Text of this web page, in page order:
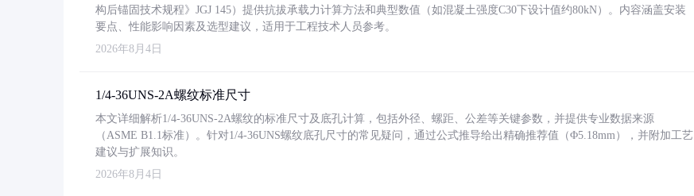
构后锚固技术规程》JGJ 145）提供抗拔承载力计算方法和典型数值（如混凝土强度C30下设计值约80kN）。内容涵盖安装
要点、性能影响因素及选型建议，适用于工程技术人员参考。
2026年8月4日
1/4-36UNS-2A螺纹标准尺寸
本文详细解析1/4-36UNS-2A螺纹的标准尺寸及底孔计算，包括外径、螺距、公差等关键参数，并提供专业数据来源
（ASME B1.1标准）。针对1/4-36UNS螺纹底孔尺寸的常见疑问，通过公式推导给出精确推荐值（Φ5.18mm），并附加工艺
建议与扩展知识。
2026年8月4日